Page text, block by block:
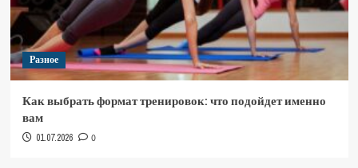
Разное
Как выбрать формат тренировок: что подойдет именно
вам
01.07.2026 0